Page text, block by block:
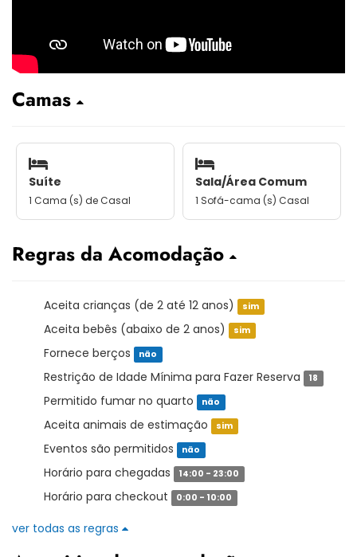
Camas
Suíte
1 Cama (s) de Casal
Sala/Área Comum
1 Sofá-cama (s) Casal
Regras da Acomodação
Aceita crianças (de 2 até 12 anos) sim
Aceita bebês (abaixo de 2 anos) sim
Fornece berços não
Restrição de Idade Mínima para Fazer Reserva 18
Permitido fumar no quarto não
Aceita animais de estimação sim
Eventos são permitidos não
Horário para chegadas 14:00 - 23:00
Horário para checkout 0:00 - 10:00
ver todas as regras